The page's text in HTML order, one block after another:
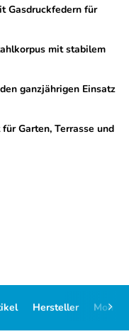
Gasdruckfedern für
mit stabilem
ganzjährigen Einsatz
Garten, Terrasse und
Hersteller